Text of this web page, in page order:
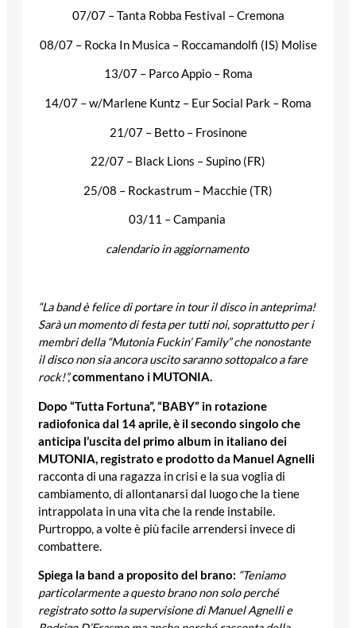
07/07 – Tanta Robba Festival – Cremona
08/07 – Rocka In Musica – Roccamandolfi (IS) Molise
13/07 – Parco Appio – Roma
14/07 – w/Marlene Kuntz – Eur Social Park – Roma
21/07 – Betto – Frosinone
22/07 – Black Lions – Supino (FR)
25/08 – Rockastrum – Macchie (TR)
03/11 – Campania
calendario in aggiornamento
“La band è felice di portare in tour il disco in anteprima!
Sarà un momento di festa per tutti noi, soprattutto per i
membri della “Mutonia Fuckin’ Family” che nonostante
il disco non sia ancora uscito saranno sottopalco a fare
rock!”,commentano i MUTONIA.
Dopo “Tutta Fortuna”,“BABY” in rotazione
radiofonica dal 14 aprile, è il secondo singolo che
anticipa l’uscita del primo album in italiano dei
MUTONIA, registrato e prodotto da Manuel Agnelli
racconta di una ragazza in crisi e la sua voglia di
cambiamento, di allontanarsi dal luogo che la tiene
intrappolata in una vita che la rende instabile.
Purtroppo, a volte è più facile arrendersi invece di
combattere.
Spiega la band a proposito del brano: “Teniamo
particolarmente a questo brano non solo perché
registrato sotto la supervisione di Manuel Agnelli e